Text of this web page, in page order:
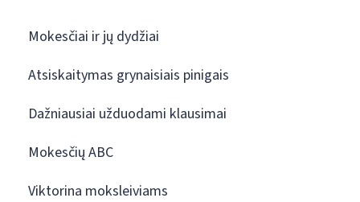
Mokesčiai ir jų dydžiai
Atsiskaitymas grynaisiais pinigais
Dažniausiai užduodami klausimai
Mokesčių ABC
Viktorina moksleiviams